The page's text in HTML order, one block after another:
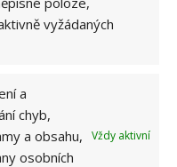
vyžádaných
a
chyb,
a obsahu,
osobních
Vždy aktivní